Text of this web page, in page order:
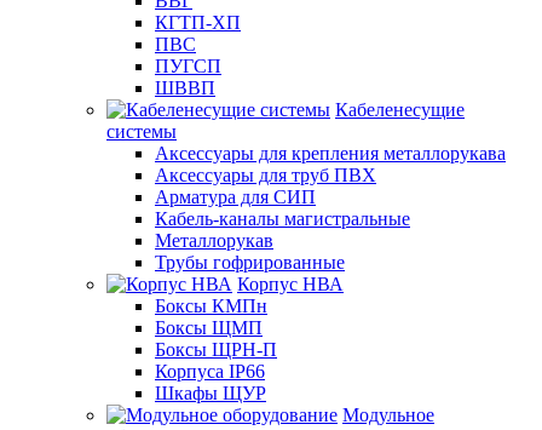
КГТП-ХП
ПВС
ПУГСП
ШВВП
Кабеленесущие
системы
Аксессуары для крепления металлорукава
Аксессуары для труб ПВХ
Арматура для СИП
Кабель-каналы магистральные
Металлорукав
Трубы гофрированные
Корпус НВА
Боксы КМПн
Боксы ЩМП
Боксы ЩРН-П
Корпуса IP66
Шкафы ЩУР
Модульное